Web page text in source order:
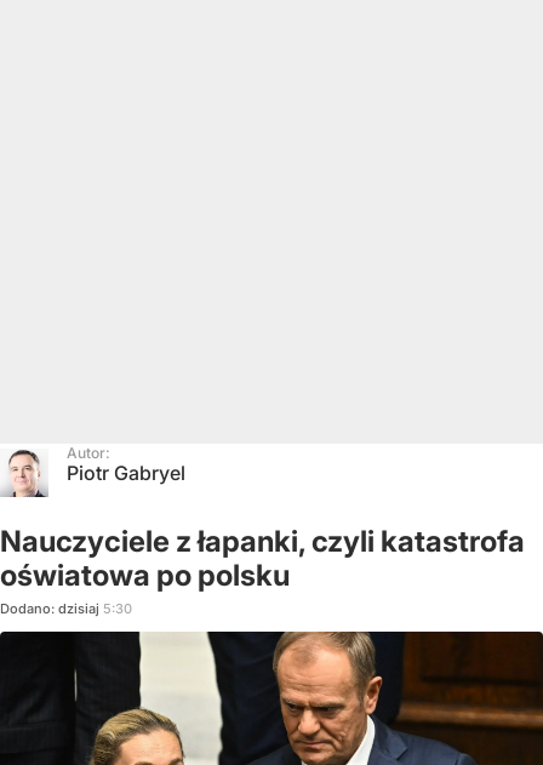
Autor:
Piotr Gabryel
Nauczyciele z łapanki, czyli katastrofa
oświatowa po polsku
Dodano: dzisiaj 5:30